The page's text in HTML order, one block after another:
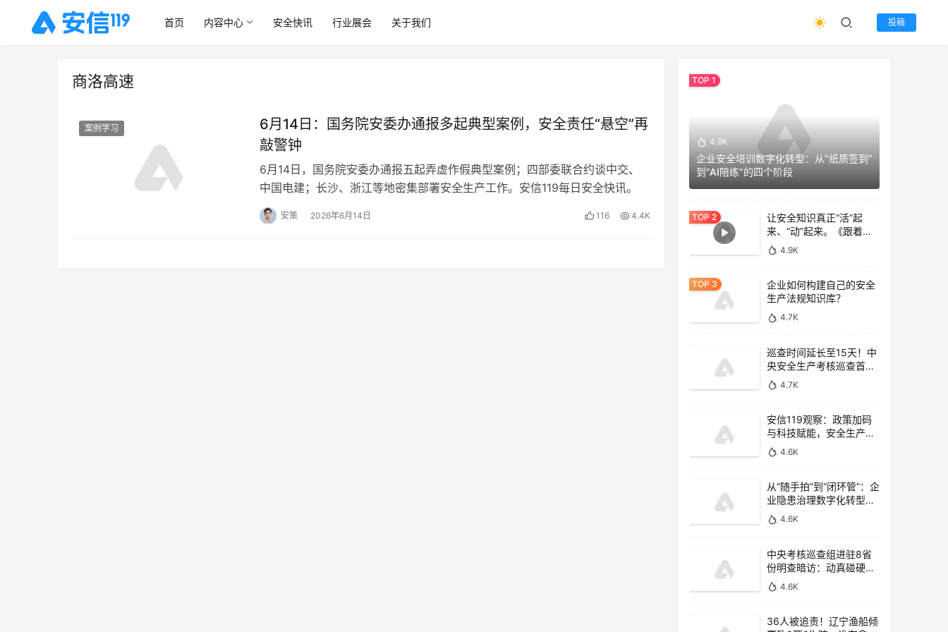
首页 内容中心 安全快讯 行业展会 关于我们 投稿
商洛高速
案例学习
6月14日：国务院安委办通报多起典型案例，安全责任“悬空”再
敲警钟
6月14日，国务院安委办通报五起弄虚作假典型案例；四部委联合约谈中交、
中国电建；长沙、浙江等地密集部署安全生产工作。安信119每日安全快讯。
安策 2026年6月14日 116 4.4K
4.9K
企业安全培训数字化转型：从“纸质签到”
到“AI陪练”的四个阶段
让安全知识真正“活”起
来、“动”起来。《跟着专
家去逛gai》
4.9K
企业如何构建自己的安全
生产法规知识库？
4.7K
巡查时间延长至15天！中
央安全生产考核巡查首次
开展监管执法专项检查
4.7K
安信119观察：政策加码
与科技赋能，安全生产信
息化驶入“快车道”
4.6K
从“随手拍”到“闭环管”：企
业隐患治理数字化转型的
四个关键
4.6K
中央考核巡查组进驻8省
份明查暗访：动真碰硬，
重拳惩治非法违法行为
4.6K
36人被追责！辽宁渔船倾